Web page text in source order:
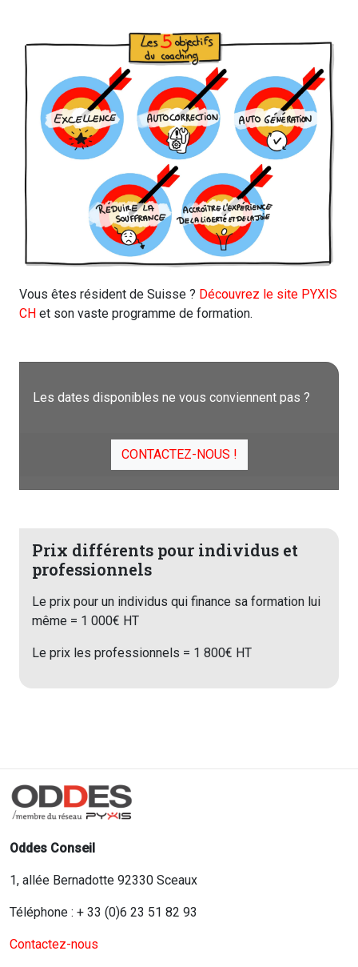
Vous êtes résident de Suisse ? Découvrez le site PYXIS
CH et son vaste programme de formation.
Les dates disponibles ne vous conviennent pas ?
CONTACTEZ-NOUS !
Prix différents pour individus et
professionnels
Le prix pour un individus qui finance sa formation lui
même = 1 000€ HT
Le prix les professionnels = 1 800€ HT
Oddes Conseil
1, allée Bernadotte 92330 Sceaux
Téléphone : + 33 (0)6 23 51 82 93
Contactez-nous